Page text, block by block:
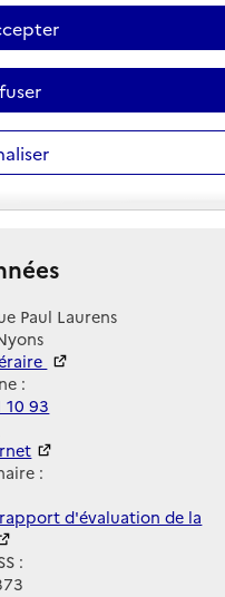
Paul Laurens
:
10 93
:
d'évaluation de la
: